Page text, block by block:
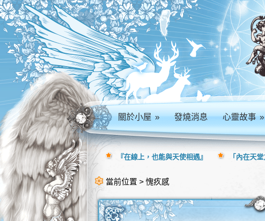
關於小屋» 發燒消息 心靈故事»
當前位置 > 愧疚感
『在線上，也能與天使相遇』 「內在天